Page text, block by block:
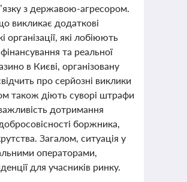
з державою-агресором.
викликає додаткові
які лобіюють
та реальної
в Києві, організовану
про серйозні виклики
також діють суворі штрафи
дотримання
боржника,
Загалом, ситуація у
операторами,
для учасників ринку.